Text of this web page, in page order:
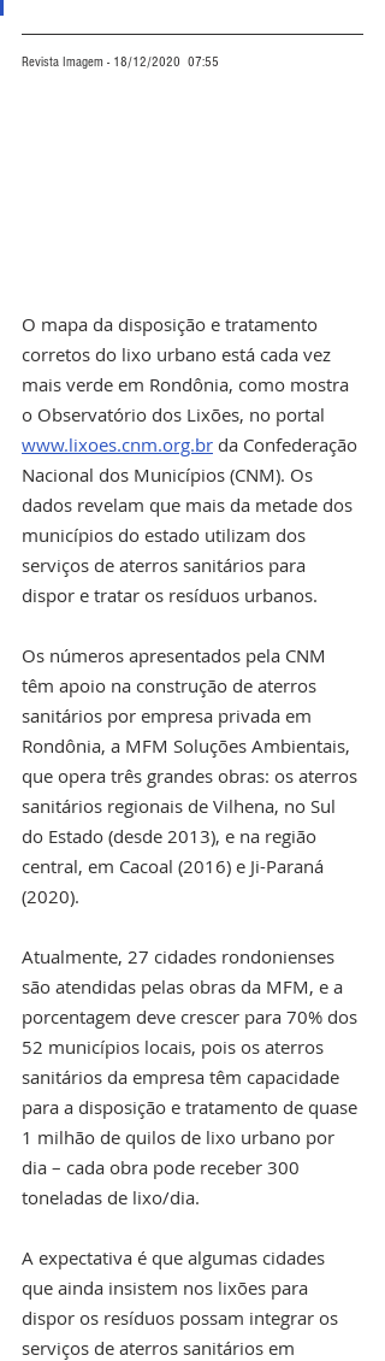
Revista Imagem - 18/12/2020  07:55
O mapa da disposição e tratamento
corretos do lixo urbano está cada vez
mais verde em Rondônia, como mostra
o Observatório dos Lixões, no portal
www.lixoes.cnm.org.br da Confederação
Nacional dos Municípios (CNM). Os
dados revelam que mais da metade dos
municípios do estado utilizam dos
serviços de aterros sanitários para
dispor e tratar os resíduos urbanos.
Os números apresentados pela CNM
têm apoio na construção de aterros
sanitários por empresa privada em
Rondônia, a MFM Soluções Ambientais,
que opera três grandes obras: os aterros
sanitários regionais de Vilhena, no Sul
do Estado (desde 2013), e na região
central, em Cacoal (2016) e Ji-Paraná
(2020).
Atualmente, 27 cidades rondonienses
são atendidas pelas obras da MFM, e a
porcentagem deve crescer para 70% dos
52 municípios locais, pois os aterros
sanitários da empresa têm capacidade
para a disposição e tratamento de quase
1 milhão de quilos de lixo urbano por
dia – cada obra pode receber 300
toneladas de lixo/dia.
A expectativa é que algumas cidades
que ainda insistem nos lixões para
dispor os resíduos possam integrar os
serviços de aterros sanitários em